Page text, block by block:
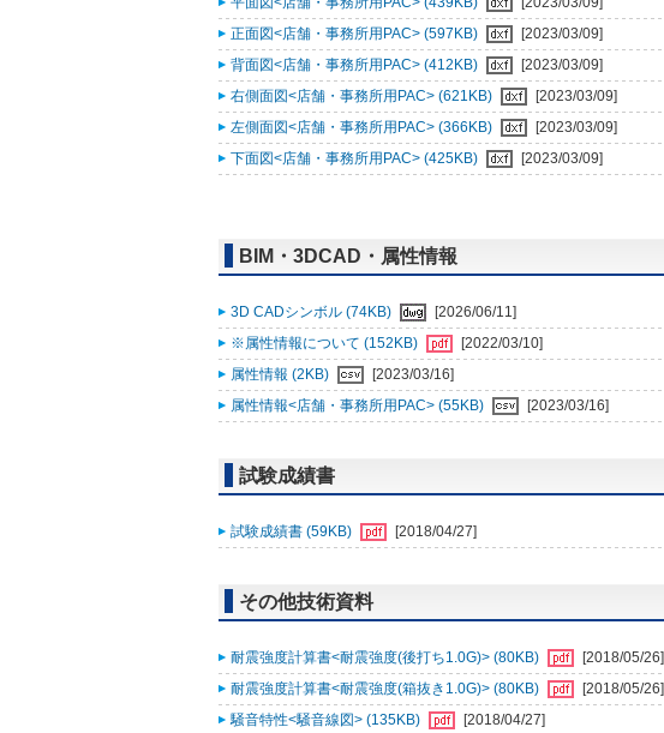
正面図<店舗・事務所用PAC> (597KB)
[2023/03/09]
背面図<店舗・事務所用PAC> (412KB)
[2023/03/09]
右側面図<店舗・事務所用PAC> (621KB)
[2023/03/09]
左側面図<店舗・事務所用PAC> (366KB)
[2023/03/09]
下面図<店舗・事務所用PAC> (425KB)
[2023/03/09]
BIM・3DCAD・属性情報
3D CADシンボル (74KB)
[2026/06/11]
※属性情報について (152KB)
[2022/03/10]
属性情報 (2KB)
[2023/03/16]
属性情報<店舗・事務所用PAC> (55KB)
[2023/03/16]
試験成績書
試験成績書 (59KB) [2018/04/27]
その他技術資料
耐震強度計算書<耐震強度(後打ち1.0G)> (80KB)
[2018/05/26]
耐震強度計算書<耐震強度(箱抜き1.0G)> (80KB)
[2018/05/26]
騒音特性<騒音線図> (135KB)
[2018/04/27]